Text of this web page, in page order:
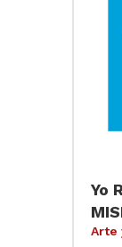
Yo
Arte